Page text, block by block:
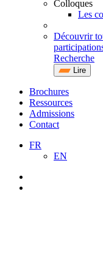
Colloques
Les
Découvrir
Recherche
Lire
Brochures
Ressources
Admissions
Contact
FR
EN